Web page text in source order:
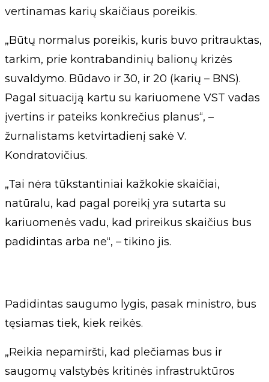
vertinamas karių skaičiaus poreikis.
„Būtų normalus poreikis, kuris buvo pritrauktas,
tarkim, prie kontrabandinių balionų krizės
suvaldymo. Būdavo ir 30, ir 20 (karių – BNS).
Pagal situaciją kartu su kariuomene VST vadas
įvertins ir pateiks konkrečius planus“, –
žurnalistams ketvirtadienį sakė V.
Kondratovičius.
„Tai nėra tūkstantiniai kažkokie skaičiai,
natūralu, kad pagal poreikį yra sutarta su
kariuomenės vadu, kad prireikus skaičius bus
padidintas arba ne“, – tikino jis.
Padidintas saugumo lygis, pasak ministro, bus
tęsiamas tiek, kiek reikės.
„Reikia nepamiršti, kad plečiamas bus ir
saugomų valstybės kritinės infrastruktūros